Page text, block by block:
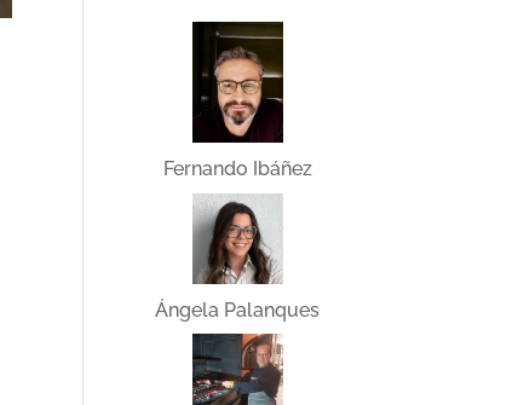
Fernando Ibáñez
Ángela Palanques